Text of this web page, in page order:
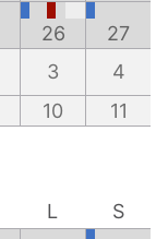
26 27
3
4
10 11
L
S